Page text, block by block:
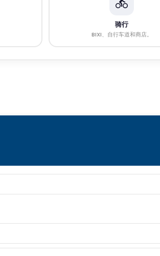
骑行
BIXI、自行车道和商店。